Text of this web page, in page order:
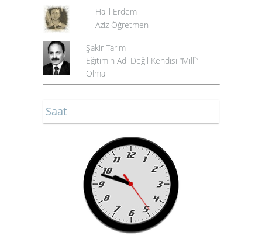
Halil Erdem
Aziz Öğretmen
Şakir Tarım
Eğitimin Adı Değil Kendisi “Millî”
Olmalı
Saat